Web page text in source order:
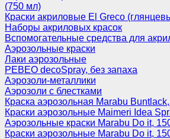
(750 мл)
Краски акриловые El Greco
Наборы акриловых красок
Вспомогательные средства для
Аэрозольные краски
Лаки аэрозольные
PEBEO decoSpray, без запаха
Аэрозоли-металлики
Аэрозоли с блестками
Краска аэрозольная Marabu
Краски аэрозольные Maimeri Idea
Аэрозольные краски Marabu Do it,
Краски аэрозольные Marabu Do it,